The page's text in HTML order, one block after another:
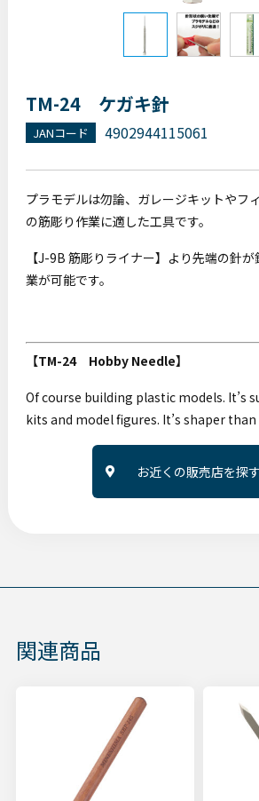
TM-24 ケガキ針
JANコード
4902944115061
プラモデルは勿論、ガレージキットやフ
の筋彫り作業に適した工具です。
【J-9B 筋彫りライナー】より先端の針
業が可能です。
【TM-24 Hobby Needle】
Of course building plastic models. It’s
kits and model figures. It’s shaper than
お近くの販売店を探す
関連商品